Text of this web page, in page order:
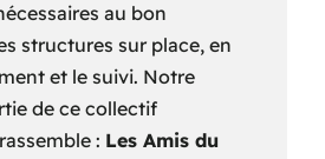
au bon
structures sur place, en
et le suivi. Notre
de ce collectif
: Les Amis du